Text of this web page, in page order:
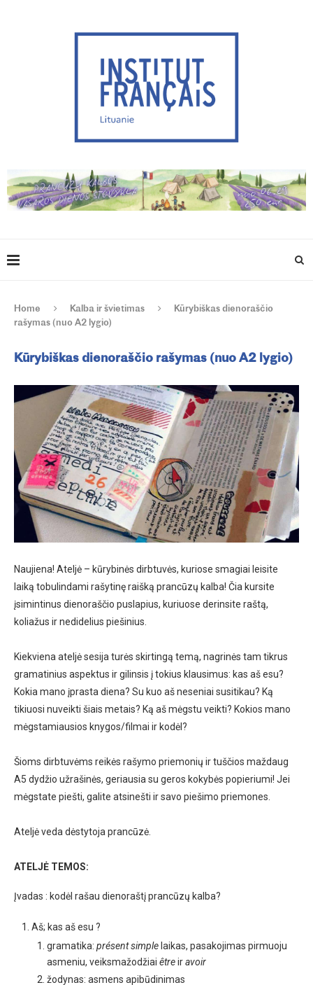
Home Kalba ir švietimas
Kūrybiškas dienoraščio
rašymas (nuo A2 lygio)
Kūrybiškas dienoraščio rašymas (nuo A2 lygio)
Naujiena! Ateljė – kūrybinės dirbtuvės, kuriose smagiai leisite
laiką tobulindami rašytinę raišką prancūzų kalba! Čia kursite
įsimintinus dienoraščio puslapius, kuriuose derinsite raštą,
koliažus ir nedidelius piešinius.
Kiekviena ateljė sesija turės skirtingą temą, nagrinės tam tikrus
gramatinius aspektus ir gilinsis į tokius klausimus: kas aš esu?
Kokia mano įprasta diena? Su kuo aš neseniai susitikau? Ką
tikiuosi nuveikti šiais metais? Ką aš mėgstu veikti? Kokios mano
mėgstamiausios knygos/filmai ir kodėl?
Šioms dirbtuvėms reikės rašymo priemonių ir tuščios maždaug
A5 dydžio užrašinės, geriausia su geros kokybės popieriumi! Jei
mėgstate piešti, galite atsinešti ir savo piešimo priemones.
Ateljė veda dėstytoja prancūzė.
ATELJĖ TEMOS:
Įvadas : kodėl rašau dienoraštį prancūzų kalba?
Aš; kas aš esu ?
gramatika: présent simplelaikas, pasakojimas pirmuoju
asmeniu, veiksmažodžiai êtreiravoir
žodynas: asmens apibūdinimas